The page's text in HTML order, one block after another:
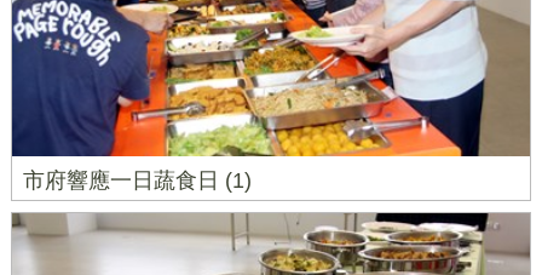
市府響應一日蔬食日 (1)